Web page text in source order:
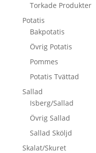
Torkade Produkter
Potatis
Bakpotatis
Övrig Potatis
Pommes
Potatis Tvättad
Sallad
Isberg/Sallad
Övrig Sallad
Sallad Sköljd
Skalat/Skuret